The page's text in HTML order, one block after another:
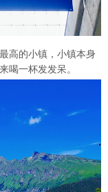
高的小镇，小镇本身
喝一杯发发呆。